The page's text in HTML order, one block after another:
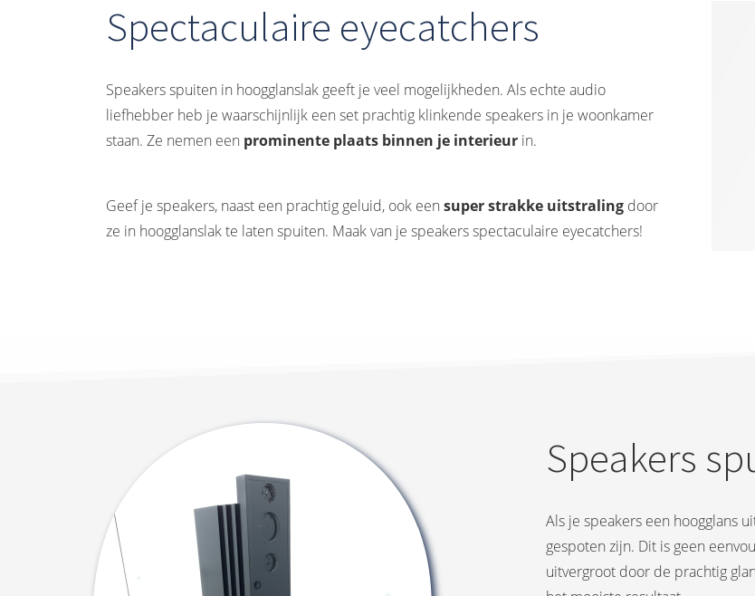
Spectaculaire eyecatchers
Speakers spuiten in hoogglanslak geeft je veel mogelijkheden. Als echte audio
liefhebber heb je waarschijnlijk een set prachtig klinkende speakers in je woonkamer
staan. Ze nemen een prominente plaats binnen je interieur in.
Geef je speakers, naast een prachtig geluid, ook een super strakke uitstraling door
ze in hoogglanslak te laten spuiten. Maak van je speakers spectaculaire eyecatchers!
Speakers
Als je speakers een hoogglans
gespoten zijn. Dit is geen
uitvergroot door de prachtig